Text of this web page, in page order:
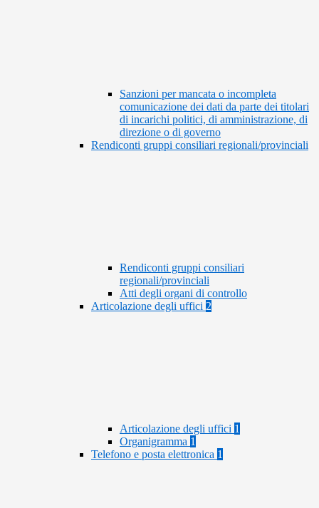
Sanzioni per mancata o incompleta
comunicazione dei dati da parte dei titolari
di incarichi politici, di amministrazione, di
direzione o di governo
Rendiconti gruppi consiliari regionali/provinciali
Rendiconti gruppi consiliari
regionali/provinciali
Atti degli organi di controllo
Articolazione degli uffici 2
Articolazione degli uffici 1
Organigramma 1
Telefono e posta elettronica 1